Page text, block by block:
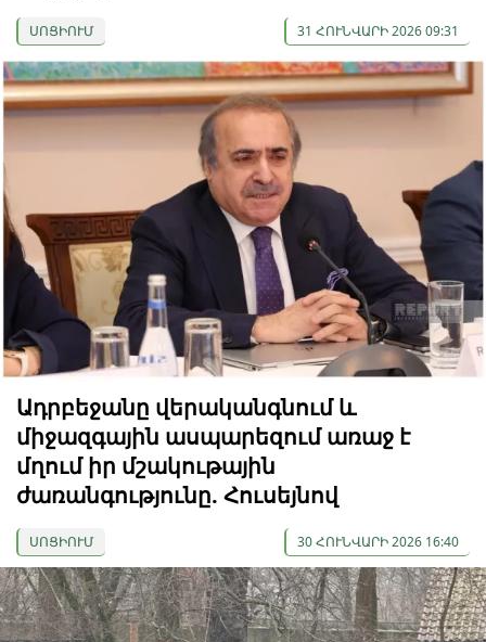
ՍՈՑԻՈՒՄ 31 ՀՈՒՆՎԱՐԻ 2026 09:31
Ադրբեջանը վերականգնում և
միջազգային ասպարեզում առաջ է
մղում իր մշակութային
ժառանգությունը. Հուսեյնով
ՍՈՑԻՈՒՄ 30 ՀՈՒՆՎԱՐԻ 2026 16:40